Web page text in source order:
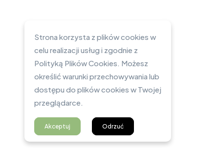
Strona korzysta z plików cookies w
celu realizacji usług i zgodnie z
Polityką Plików Cookies. Możesz
określić warunki przechowywania lub
dostępu do plików cookies w Twojej
przeglądarce.
Akceptuj Odrzuć